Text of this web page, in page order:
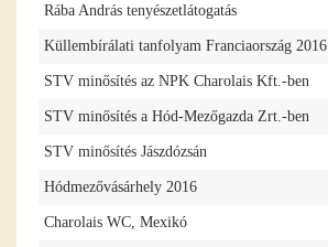
Rába András tenyészetlátogatás
Küllembírálati tanfolyam Franciaország 2016
STV minősítés az NPK Charolais Kft.-ben
STV minősítés a Hód-Mezőgazda Zrt.-ben
STV minősítés Jászdózsán
Hódmezővásárhely 2016
Charolais WC, Mexikó